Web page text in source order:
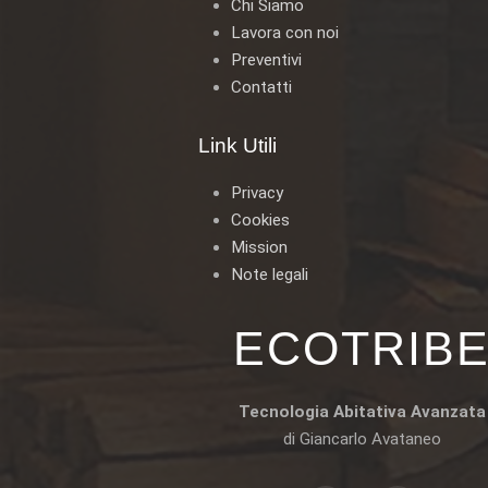
Chi Siamo
Lavora con noi
Preventivi
Contatti
Link Utili
Privacy
Cookies
Mission
Note legali
Tecnologia Abitativa Avanzata
di Giancarlo Avataneo